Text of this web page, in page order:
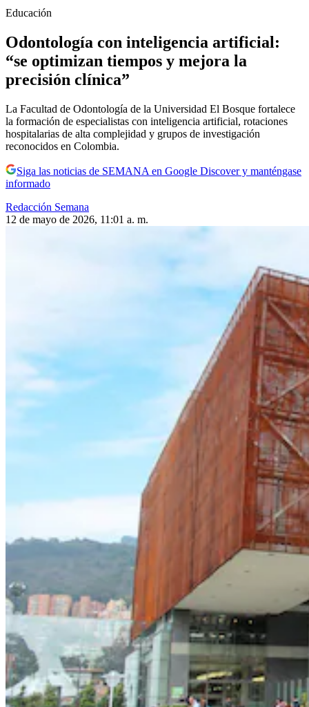
Educación
Odontología con inteligencia artificial:
“se optimizan tiempos y mejora la
precisión clínica”
La Facultad de Odontología de la Universidad El Bosque fortalece
la formación de especialistas con inteligencia artificial, rotaciones
hospitalarias de alta complejidad y grupos de investigación
reconocidos en Colombia.
Siga las noticias de SEMANA en Google Discover y manténgase
informado
Redacción Semana
12 de mayo de 2026, 11:01 a. m.